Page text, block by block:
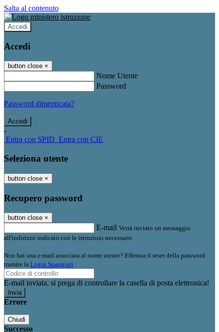
Salta al contenuto
Accedi
Accedi
button close ×
Nome Utente
Password
Password dimenticata?
-
Entra con SPID Entra con CIE
Seleziona utente
button close ×
Recupero password
button close ×
E-mail Verrà inviato un messaggio
all'indirizzo indicato con le istruzioni necessarie.
Non hai una e-mail associata al nome utente? Effettua il reset della password
tramite la Login Spaggiari
E-mail inviata, si prega di controllare la casella di posta elettronica!
Errore
Chiudi
Successo